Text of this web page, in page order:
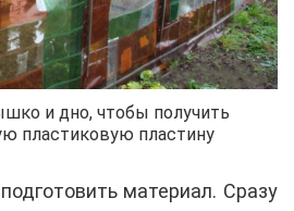
и дно, чтобы получить
пластиковую пластину
материал. Сразу